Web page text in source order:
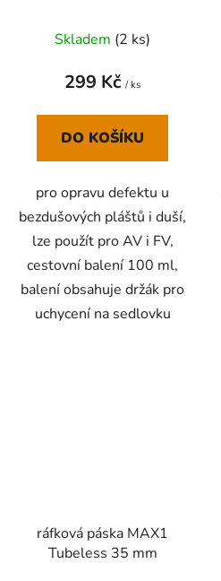
Skladem (2 ks)
299 Kč / ks
DO KOŠÍKU
pro opravu defektu u
bezdušových pláštů i duší,
lze použít pro AV i FV,
cestovní balení 100 ml,
balení obsahuje držák pro
uchycení na sedlovku
ráfková páska MAX1
Tubeless 35 mm